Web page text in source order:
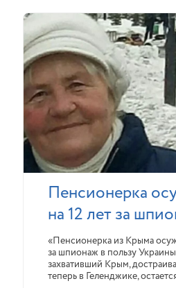
Пенсионерка
на 12 лет за
«Пенсионерка из Крыма
за шпионаж в пользу
захвативший Крым,
теперь в Геленджике,